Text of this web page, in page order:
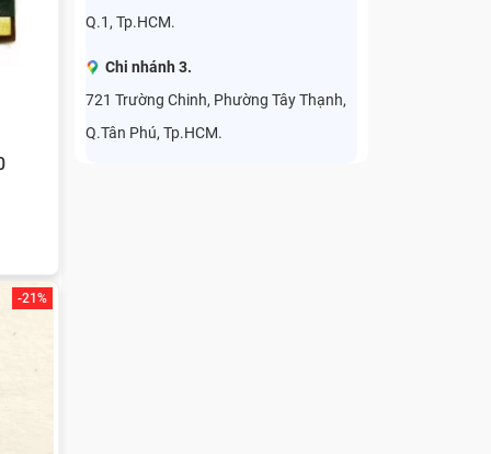
-21%
Q.1, Tp.HCM.
Chi nhánh 3.
721 Trường Chinh, Phường Tây Thạnh,
Q.Tân Phú, Tp.HCM.